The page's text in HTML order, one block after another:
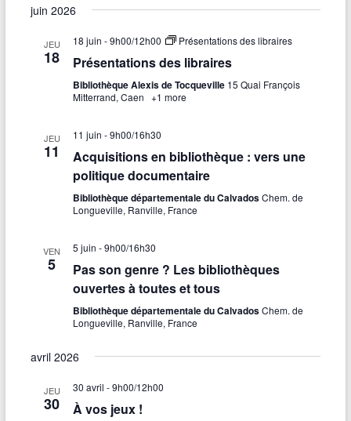
é
juin 2026
JEU
18
18 juin - 9h00/12h00 Présentations des libraires
Présentations des libraires
Bibliothèque Alexis de Tocqueville 15 Quai François
Mitterrand, Caen +1 more
JEU
11
11 juin - 9h00/16h30
Acquisitions en bibliothèque : vers une
politique documentaire
Bibliothèque départementale du CalvadosChem. de
Longueville, Ranville, France
VEN
5
5 juin - 9h00/16h30
Pas son genre ? Les bibliothèques
ouvertes à toutes et tous
Bibliothèque départementale du CalvadosChem. de
Longueville, Ranville, France
avril 2026
JEU
30
30 avril - 9h00/12h00
À vos jeux !